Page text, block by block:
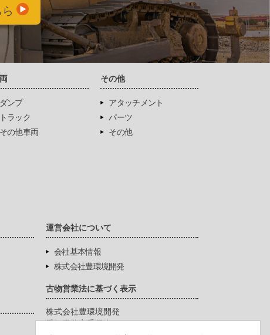
ダンプ
トラック
その他車両
その他
アタッチメント
パーツ
その他
運営会社について
会社基本情報
株式会社豊環境開発
古物営業法に基づく表示
株式会社豊環境開発
愛知県公安委員会